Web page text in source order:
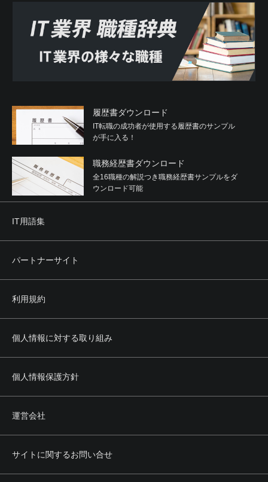
履歴書ダウンロード
IT転職の成功者が使用する履歴書のサンプル
が手に入る！
職務経歴書ダウンロード
全16職種の解説つき職務経歴書サンプルをダ
ウンロード可能
IT用語集
パートナーサイト
利用規約
個人情報に対する取り組み
個人情報保護方針
運営会社
サイトに関するお問い合せ